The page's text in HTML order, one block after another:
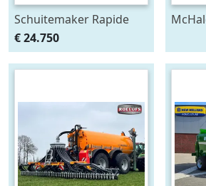
Schuitemaker Rapide
135
opraapwagen/silagewagen
(bj 2012)
€ 24.750